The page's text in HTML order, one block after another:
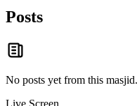
Posts
No posts yet from this masjid.
Live Screen